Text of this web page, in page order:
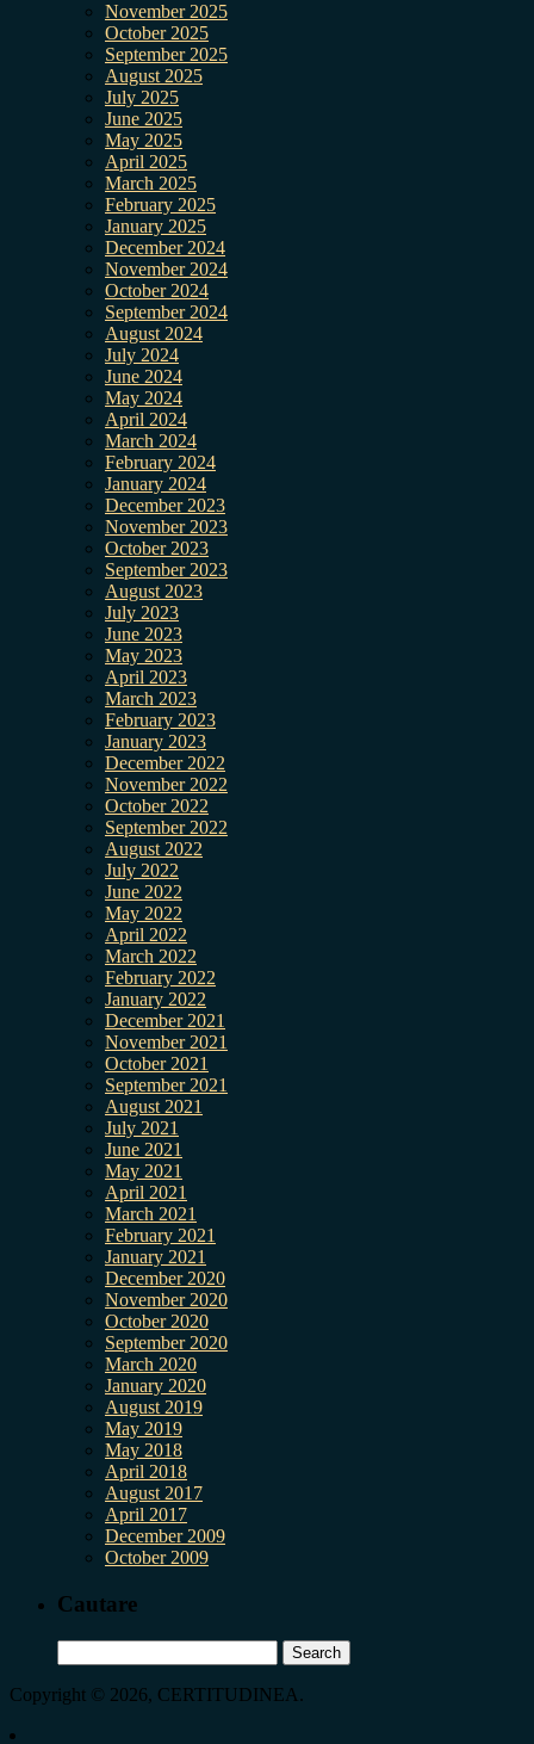
November 2025
October 2025
September 2025
August 2025
July 2025
June 2025
May 2025
April 2025
March 2025
February 2025
January 2025
December 2024
November 2024
October 2024
September 2024
August 2024
July 2024
June 2024
May 2024
April 2024
March 2024
February 2024
January 2024
December 2023
November 2023
October 2023
September 2023
August 2023
July 2023
June 2023
May 2023
April 2023
March 2023
February 2023
January 2023
December 2022
November 2022
October 2022
September 2022
August 2022
July 2022
June 2022
May 2022
April 2022
March 2022
February 2022
January 2022
December 2021
November 2021
October 2021
September 2021
August 2021
July 2021
June 2021
May 2021
April 2021
March 2021
February 2021
January 2021
December 2020
November 2020
October 2020
September 2020
March 2020
January 2020
August 2019
May 2019
May 2018
April 2018
August 2017
April 2017
December 2009
October 2009
Cautare
for:
Copyright © 2026, CERTITUDINEA.